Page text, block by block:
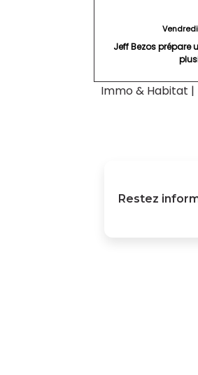
Jeff Bezos prépare
Immo & Habitat |
Restez